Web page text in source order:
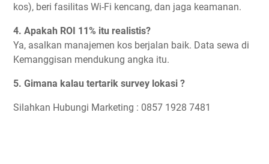
kos), beri fasilitas Wi-Fi kencang, dan jaga keamanan.
4. Apakah ROI 11% itu realistis?
Ya, asalkan manajemen kos berjalan baik. Data sewa di
Kemanggisan mendukung angka itu.
5. Gimana kalau tertarik survey lokasi ?
Silahkan Hubungi Marketing : 0857 1928 7481